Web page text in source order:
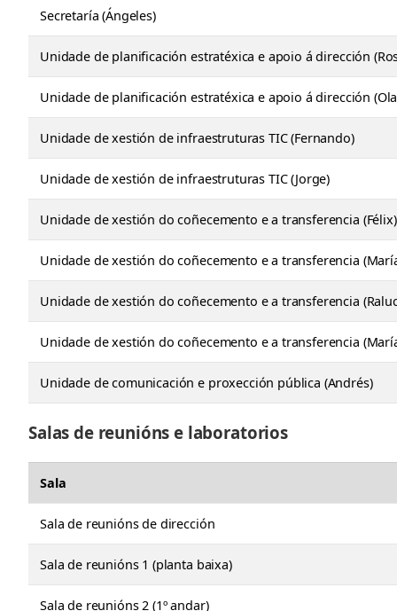
Secretaría (Ángeles)
Unidade de planificación estratéxica e apoio á dirección
Unidade de planificación estratéxica e apoio á dirección
Unidade de xestión de infraestruturas TIC (Fernando)
Unidade de xestión de infraestruturas TIC (Jorge)
Unidade de xestión do coñecemento e a transferencia (Félix)
Unidade de xestión do coñecemento e a transferencia
Unidade de xestión do coñecemento e a transferencia
Unidade de xestión do coñecemento e a transferencia
Unidade de comunicación e proxección pública (Andrés)
Salas de reunións e laboratorios
Sala
Sala de reunións de dirección
Sala de reunións 1 (planta baixa)
Sala de reunións 2 (1º andar)